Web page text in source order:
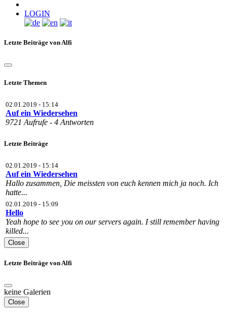
LOGIN
Letzte Beiträge von Alfi
Letzte Themen
02.01.2019 - 15:14
Auf ein Wiedersehen
9721 Aufrufe - 4 Antworten
Letzte Beiträge
02.01.2019 - 15:14
Auf ein Wiedersehen
Hallo zusammen, Die meissten von euch kennen mich ja noch. Ich
hatte...
02.01.2019 - 15:09
Hello
Yeah hope to see you on our servers again. I still remember having
killed...
Close
Letzte Beiträge von Alfi
keine Galerien
Close